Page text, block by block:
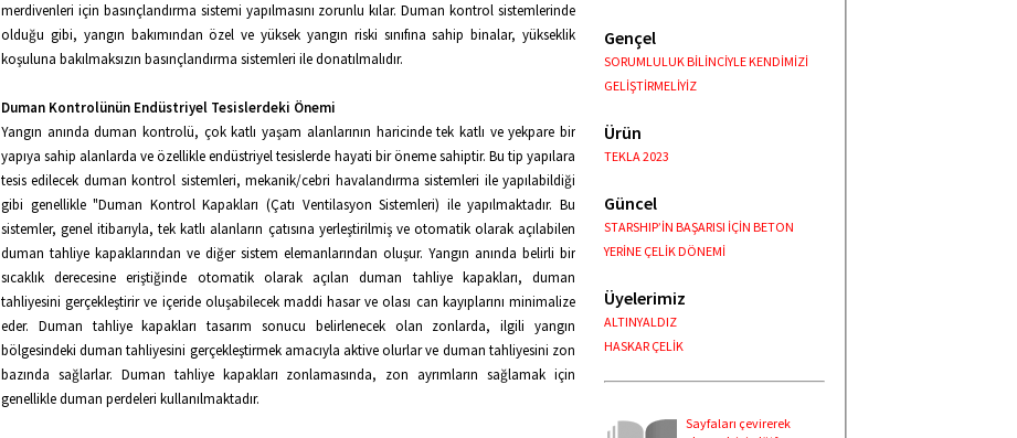
merdivenleri için basınçlandırma sistemi yapılmasını zorunlu kılar. Duman kontrol sistemlerinde
olduğu gibi, yangın bakımından özel ve yüksek yangın riski sınıfına sahip binalar, yükseklik
koşuluna bakılmaksızın basınçlandırma sistemleri ile donatılmalıdır.
Duman Kontrolünün Endüstriyel Tesislerdeki Önemi
Yangın anında duman kontrolü, çok katlı yaşam alanlarının haricinde tek katlı ve yekpare bir
yapıya sahip alanlarda ve özellikle endüstriyel tesislerde hayati bir öneme sahiptir. Bu tip yapılara
tesis edilecek duman kontrol sistemleri, mekanik/cebri havalandırma sistemleri ile yapılabildiği
gibi genellikle "Duman Kontrol Kapakları (Çatı Ventilasyon Sistemleri) ile yapılmaktadır. Bu
sistemler, genel itibarıyla, tek katlı alanların çatısına yerleştirilmiş ve otomatik olarak açılabilen
duman tahliye kapaklarından ve diğer sistem elemanlarından oluşur. Yangın anında belirli bir
sıcaklık derecesine eriştiğinde otomatik olarak açılan duman tahliye kapakları, duman
tahliyesini gerçekleştirir ve içeride oluşabilecek maddi hasar ve olası can kayıplarını minimalize
eder. Duman tahliye kapakları tasarım sonucu belirlenecek olan zonlarda, ilgili yangın
bölgesindeki duman tahliyesini gerçekleştirmek amacıyla aktive olurlar ve duman tahliyesini zon
bazında sağlarlar. Duman tahliye kapakları zonlamasında, zon ayrımların sağlamak için
genellikle duman perdeleri kullanılmaktadır.
Gençel
SORUMLULUK BİLİNCİYLE KENDİMİZİ
GELİŞTİRMELİYİZ
Ürün
TEKLA 2023
Güncel
STARSHIP’İN BAŞARISI İÇİN BETON
YERİNE ÇELİK DÖNEMİ
Üyelerimiz
ALTINYALDIZ
HASKAR ÇELİK
Sayfaları çevirerek